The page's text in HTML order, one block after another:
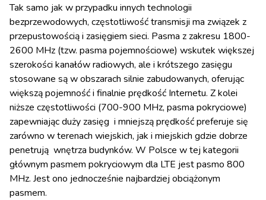
Tak samo jak w przypadku innych technologii
bezprzewodowych, częstotliwość transmisji ma związek z
przepustowością i zasięgiem sieci. Pasma z zakresu 1800-
2600 MHz (tzw. pasma pojemnościowe) wskutek większej
szerokości kanałów radiowych, ale i krótszego zasięgu
stosowane są w obszarach silnie zabudowanych, oferując
większą pojemność i finalnie prędkość Internetu. Z kolei
niższe częstotliwości (700-900 MHz, pasma pokryciowe)
zapewniając duży zasięg i mniejszą prędkość preferuje się
zarówno w terenach wiejskich, jak i miejskich gdzie dobrze
penetrują wnętrza budynków. W Polsce w tej kategorii
głównym pasmem pokryciowym dla LTE jest pasmo 800
MHz. Jest ono jednocześnie najbardziej obciążonym
pasmem.